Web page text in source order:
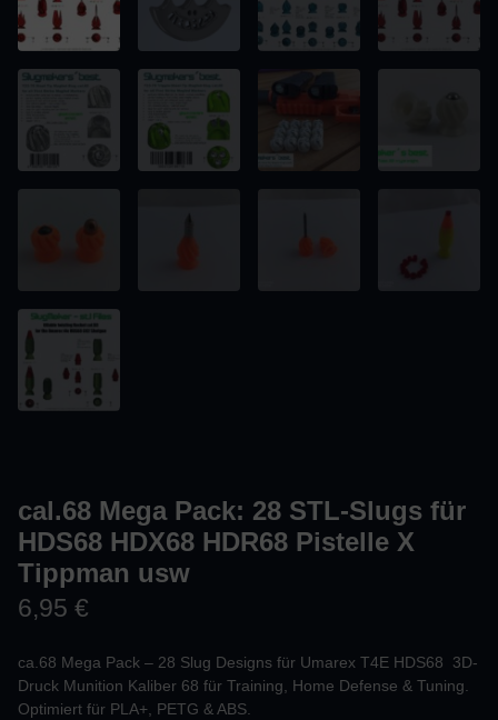
cal.68 Mega Pack: 28 STL-Slugs für
HDS68 HDX68 HDR68 Pistelle X
Tippman usw
6,95 €
ca.68 Mega Pack – 28 Slug Designs für Umarex T4E HDS68 3D-
Druck Munition Kaliber 68 für Training, Home Defense & Tuning.
Optimiert für PLA+, PETG & ABS.